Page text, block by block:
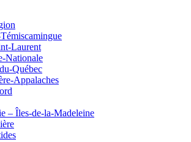
Laurent
Nationale
Québec
Appalaches
– Îles-de-la-Madeleine